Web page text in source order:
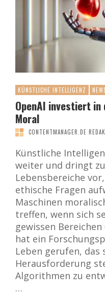
KÜNSTLICHE INTELLIGENZ
OpenAI investiert in
Moral
CONTENTMANAGER.DE
Künstliche
weiter und dringt
Lebensbereiche
ethische Fragen
Maschinen
treffen, wenn sich
gewissen
hat ein
Leben gerufen, das
Herausforderung
Algorithmen zu
…